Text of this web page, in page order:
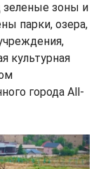
зеленые зоны и
парки, озера,
культурная
города All-